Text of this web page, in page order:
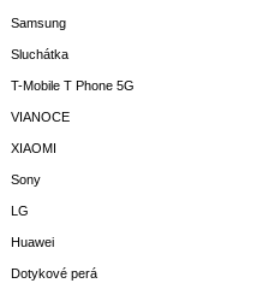
Samsung
Sluchátka
T-Mobile T Phone 5G
VIANOCE
XIAOMI
Sony
LG
Huawei
Dotykové perá